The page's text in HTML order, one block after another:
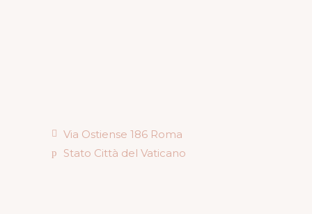
Via Ostiense 186 Roma
Stato Città del Vaticano